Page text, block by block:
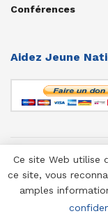
Conférences
Aidez Jeune
© 1958-2025 Jeune
Ce site Web utilise
ce site, vous
amples